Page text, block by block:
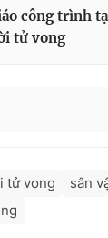
Đài Truyền hình
báo VTV
công trình
tử vong
tử vong
sân